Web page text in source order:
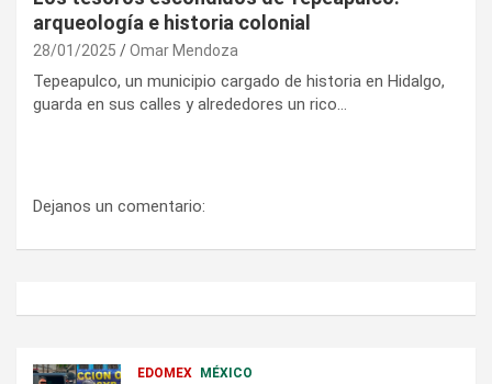
arqueología e historia colonial
28/01/2025 Omar Mendoza
Tepeapulco, un municipio cargado de historia en Hidalgo,
guarda en sus calles y alrededores un rico…
Dejanos un comentario:
EDOMEX MÉXICO